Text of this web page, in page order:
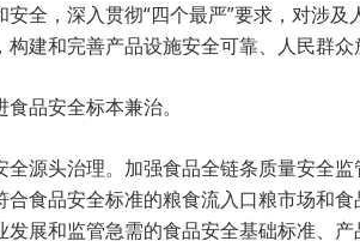
安全，深入贯彻“四个最严”要求，对涉
构建和完善产品设施安全可靠、人民群
食品安全标本兼治。
全源头治理。加强食品全链条质量安全
合食品安全标准的粮食流入口粮市场和
发展和监管急需的食品安全基础标准、